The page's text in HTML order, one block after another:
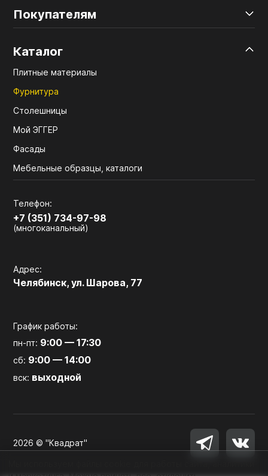
Покупателям
Каталог
Плитные материалы
Фурнитура
Столешницы
Мой ЭГГЕР
Фасады
Мебельные образцы, каталоги
Телефон:
+7 (351) 734-97-98
(многоканальный)
Адрес:
Челябинск, ул. Шарова, 77
График работы:
пн-пт: 9:00 — 17:30
сб: 9:00 — 14:00
вск: выходной
2026 © "Квадрат"